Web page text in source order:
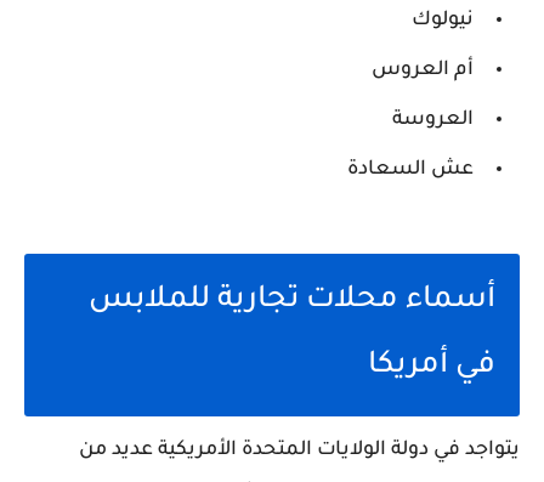
نيولوك
أم العروس
العروسة
عش السعادة
أسماء محلات تجارية للملابس
في أمريكا
يتواجد في دولة الولايات المتحدة الأمريكية عديد من